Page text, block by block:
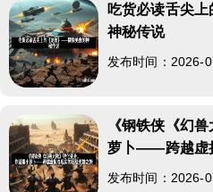
吃货必读舌尖
神秘传说
发布时间：2026-
《钢铁侠《幻
萝卜——跨越虚
发布时间：2026-